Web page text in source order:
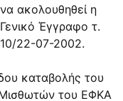
ακολουθηθεί η
Έγγραφο τ.
22-07-2002.
καταβολής του
του ΕΦΚΑ